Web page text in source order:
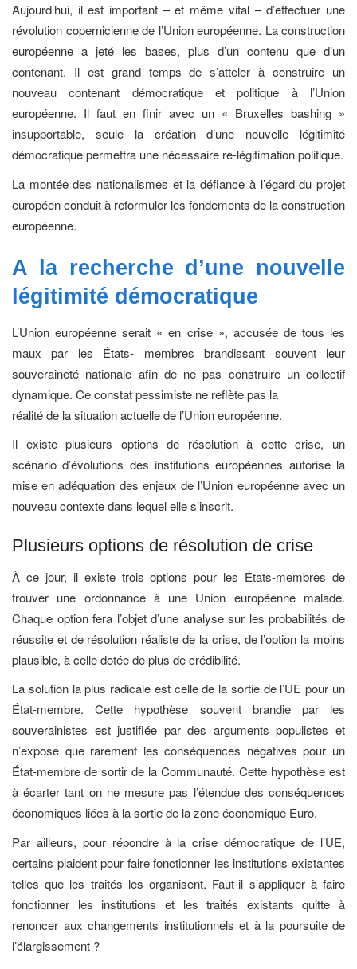
Aujourd’hui, il est important – et même vital – d’effectuer une
révolution copernicienne de l’Union européenne. La construction
européenne a jeté les bases, plus d’un contenu que d’un
contenant. Il est grand temps de s’atteler à construire un
nouveau contenant démocratique et politique à l’Union
européenne. Il faut en finir avec un « Bruxelles bashing »
insupportable, seule la création d’une nouvelle légitimité
démocratique permettra une nécessaire re-légitimation politique.
La montée des nationalismes et la défiance à l’égard du projet
européen conduit à reformuler les fondements de la construction
européenne.
A la recherche d’une nouvelle
légitimité démocratique
L’Union européenne serait « en crise », accusée de tous les
maux par les États- membres brandissant souvent leur
souveraineté nationale afin de ne pas construire un collectif
dynamique. Ce constat pessimiste ne reflète pas la
réalité de la situation actuelle de l’Union européenne.
Il existe plusieurs options de résolution à cette crise, un
scénario d’évolutions des institutions européennes autorise la
mise en adéquation des enjeux de l’Union européenne avec un
nouveau contexte dans lequel elle s’inscrit.
Plusieurs options de résolution de crise
À ce jour, il existe trois options pour les États-membres de
trouver une ordonnance à une Union européenne malade.
Chaque option fera l’objet d’une analyse sur les probabilités de
réussite et de résolution réaliste de la crise, de l’option la moins
plausible, à celle dotée de plus de crédibilité.
La solution la plus radicale est celle de la sortie de l’UE pour un
État-membre. Cette hypothèse souvent brandie par les
souverainistes est justifiée par des arguments populistes et
n’expose que rarement les conséquences négatives pour un
État-membre de sortir de la Communauté. Cette hypothèse est
à écarter tant on ne mesure pas l’étendue des conséquences
économiques liées à la sortie de la zone économique Euro.
Par ailleurs, pour répondre à la crise démocratique de l’UE,
certains plaident pour faire fonctionner les institutions existantes
telles que les traités les organisent. Faut-il s’appliquer à faire
fonctionner les institutions et les traités existants quitte à
renoncer aux changements institutionnels et à la poursuite de
l’élargissement ?